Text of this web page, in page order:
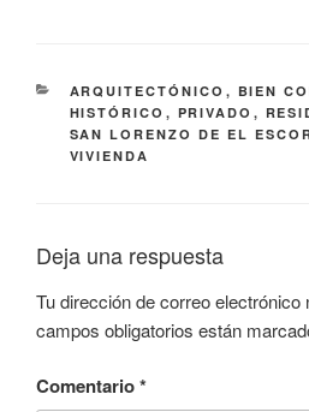
CATEGORÍAS
ARQUITECTÓNICO , BIEN
HISTÓRICO , PRIVADO ,
SAN LORENZO DE EL
VIVIENDA
Deja una respuesta
Tu dirección de correo electrónico
campos obligatorios están
Comentario*